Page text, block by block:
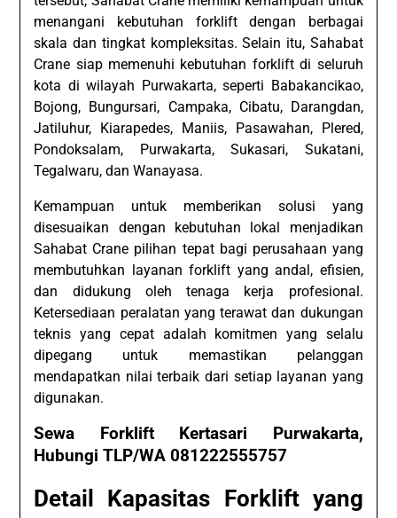
menangani kebutuhan forklift dengan berbagai
skala dan tingkat kompleksitas. Selain itu, Sahabat
Crane siap memenuhi kebutuhan forklift di seluruh
kota di wilayah Purwakarta, seperti Babakancikao,
Bojong, Bungursari, Campaka, Cibatu, Darangdan,
Jatiluhur, Kiarapedes, Maniis, Pasawahan, Plered,
Pondoksalam, Purwakarta, Sukasari, Sukatani,
Tegalwaru, dan Wanayasa.
Kemampuan untuk memberikan solusi yang
disesuaikan dengan kebutuhan lokal menjadikan
Sahabat Crane pilihan tepat bagi perusahaan yang
membutuhkan layanan forklift yang andal, efisien,
dan didukung oleh tenaga kerja profesional.
Ketersediaan peralatan yang terawat dan dukungan
teknis yang cepat adalah komitmen yang selalu
dipegang untuk memastikan pelanggan
mendapatkan nilai terbaik dari setiap layanan yang
digunakan.
Sewa Forklift Kertasari Purwakarta,
Hubungi TLP/WA 081222555757
Detail Kapasitas Forklift yang